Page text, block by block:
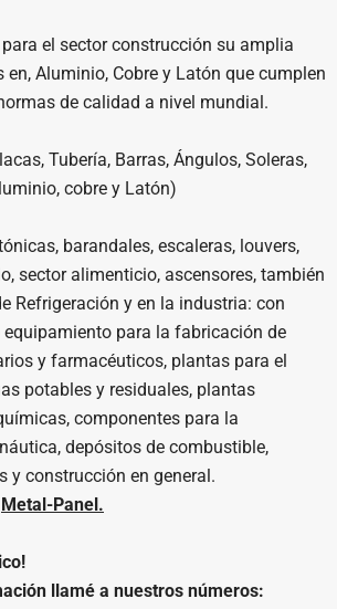
el sector construcción su amplia
Aluminio, Cobre y Latón que cumplen
de calidad a nivel mundial.
Tubería, Barras, Ángulos, Soleras,
cobre y Latón)
barandales, escaleras, louvers,
sector alimenticio, ascensores, también
Refrigeración y en la industria: con
para la fabricación de
y farmacéuticos, plantas para el
potables y residuales, plantas
componentes para la
depósitos de combustible,
y construcción en general.
Metal-Panel.
llamé a nuestros números: